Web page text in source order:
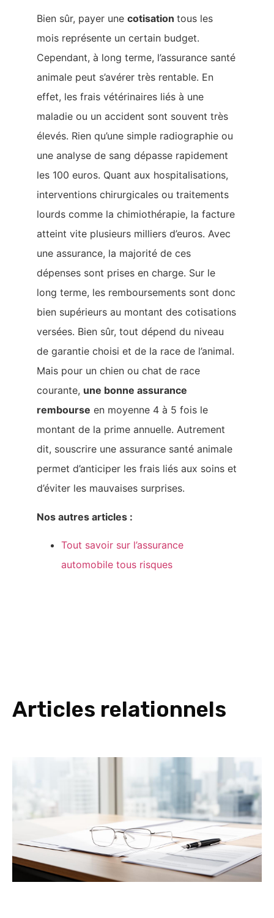
Bien sûr, payer une cotisation tous les
mois représente un certain budget.
Cependant, à long terme, l’assurance santé
animale peut s’avérer très rentable. En
effet, les frais vétérinaires liés à une
maladie ou un accident sont souvent très
élevés. Rien qu’une simple radiographie ou
une analyse de sang dépasse rapidement
les 100 euros. Quant aux hospitalisations,
interventions chirurgicales ou traitements
lourds comme la chimiothérapie, la facture
atteint vite plusieurs milliers d’euros. Avec
une assurance, la majorité de ces
dépenses sont prises en charge. Sur le
long terme, les remboursements sont donc
bien supérieurs au montant des cotisations
versées. Bien sûr, tout dépend du niveau
de garantie choisi et de la race de l’animal.
Mais pour un chien ou chat de race
courante, une bonne assurance
rembourse en moyenne 4 à 5 fois le
montant de la prime annuelle. Autrement
dit, souscrire une assurance santé animale
permet d’anticiper les frais liés aux soins et
d’éviter les mauvaises surprises.
Nos autres articles :
Tout savoir sur l’assurance
automobile tous risques
Articles relationnels